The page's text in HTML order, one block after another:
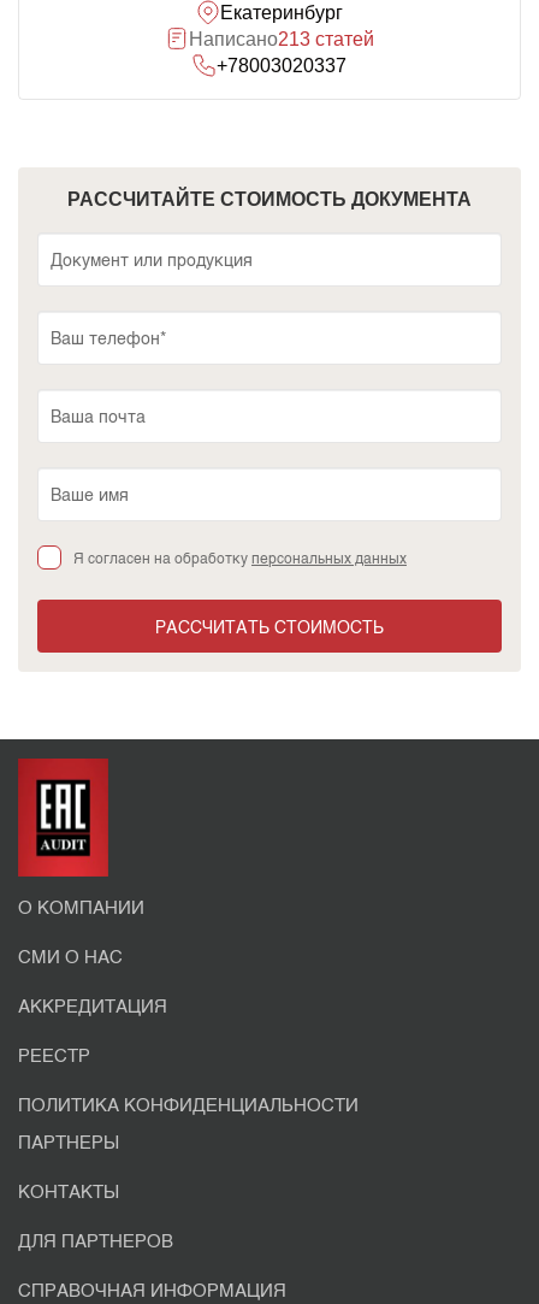
Екатеринбург
Написано213 статей
+78003020337
РАССЧИТАЙТЕ СТОИМОСТЬ ДОКУМЕНТА
Я согласен на обработкуперсональных данных
РАССЧИТАТЬ СТОИМОСТЬ
О КОМПАНИИ
СМИ О НАС
АККРЕДИТАЦИЯ
РЕЕСТР
ПОЛИТИКА КОНФИДЕНЦИАЛЬНОСТИ
ПАРТНЕРЫ
КОНТАКТЫ
ДЛЯ ПАРТНЕРОВ
СПРАВОЧНАЯ ИНФОРМАЦИЯ